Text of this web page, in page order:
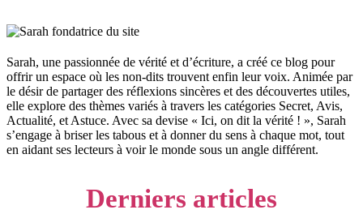
Sarah, une passionnée de vérité et d’écriture, a créé ce blog pour
offrir un espace où les non-dits trouvent enfin leur voix. Animée par
le désir de partager des réflexions sincères et des découvertes utiles,
elle explore des thèmes variés à travers les catégories Secret, Avis,
Actualité, et Astuce. Avec sa devise « Ici, on dit la vérité ! », Sarah
s’engage à briser les tabous et à donner du sens à chaque mot, tout
en aidant ses lecteurs à voir le monde sous un angle différent.
Derniers articles